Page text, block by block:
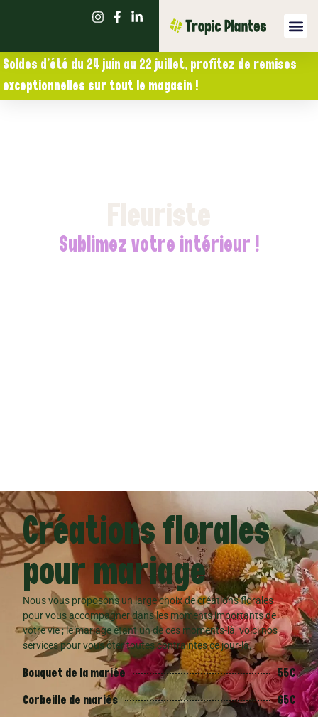
Soldes d’été du 24 juin au 22 juillet, profitez de remises
exceptionnelles sur tout le magasin !
Sublimez votre intérieur !
Créations florales
pour mariage
Nous vous proposons un large choix de créations florales
pour vous accompagner dans les moments importants de
votre vie ; le mariage étant un de ces moments-là, voici nos
services pour vous ôter toutes contraintes ce jour-là.
Bouquet de la mariée 55€
Corbeille de mariés 65€